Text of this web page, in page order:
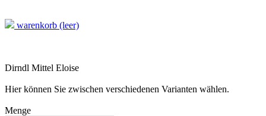
warenkorb (leer)
Dirndl Mittel Eloise
Hier können Sie zwischen verschiedenen Varianten wählen.
Menge